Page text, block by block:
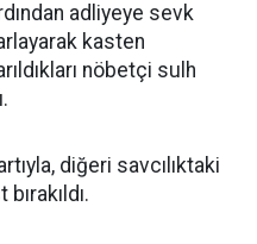
adliyeye sevk
kasten
nöbetçi sulh
diğeri savcılıktaki